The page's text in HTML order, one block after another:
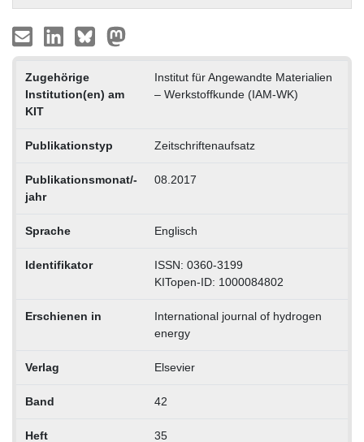
Zugehörige
Institution(en) am
KIT
Institut für Angewandte Materialien
– Werkstoffkunde (IAM-WK)
Publikationstyp Zeitschriftenaufsatz
Publikationsmonat/-
jahr
08.2017
Sprache Englisch
Identifikator
ISSN: 0360-3199
KITopen-ID: 1000084802
Erschienen in
International journal of hydrogen
energy
Verlag Elsevier
Band 42
Heft 35